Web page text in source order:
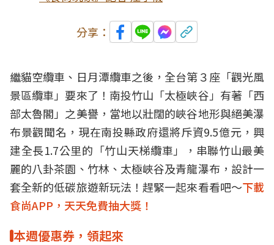
分享：
繼貓空纜車、日月潭纜車之後，全台第３座「觀光風
景區纜車」要來了！南投竹山「太極峽谷」有著「西
部太魯閣」之美譽，當地以壯闊的峽谷地形與絕美瀑
布景觀聞名，現在南投縣政府還將斥資9.5億元，興
建全長1.7公里的「竹山天梯纜車」，串聯竹山最美
麗的八卦茶園、竹林、太極峽谷及青龍瀑布，設計一
套全新的低碳旅遊新玩法！趕緊一起來看看吧～下載
食尚APP，天天免費抽大獎！
本週優惠券，領起來